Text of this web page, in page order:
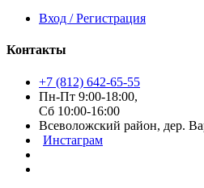
Вход / Регистрация
Контакты
+7 (812) 642-65-55
Пн-Пт 9:00-18:00,
Сб 10:00-16:00
Всеволожский район, дер.
Инстаграм